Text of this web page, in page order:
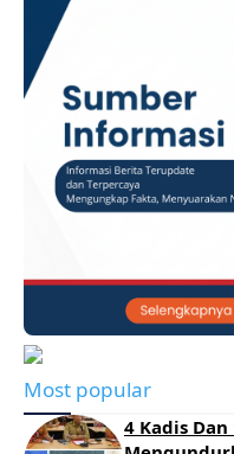
Most popular
4 Kadis